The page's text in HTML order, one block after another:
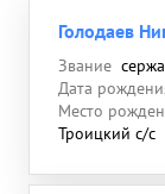
Голодаев
Звание
Дата
Место
Троицкий с/с